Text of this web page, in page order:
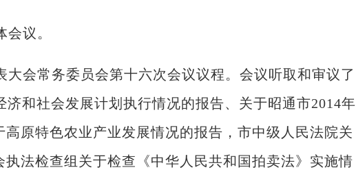
议。
会常务委员会第十六次会议议程。会议听取和审议了
和社会发展计划执行情况的报告、关于昭通市2014年
高原特色农业产业发展情况的报告，市中级人民法院关
法检查组关于检查《中华人民共和国拍卖法》实施情